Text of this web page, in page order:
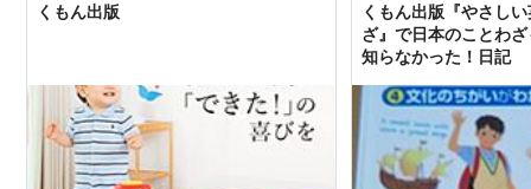
くもん出版
くもん出版『やさし
ざ』で日本のことわ
知らなかった！日記